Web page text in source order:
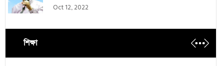
Oct 12, 2022
শিক্ষা